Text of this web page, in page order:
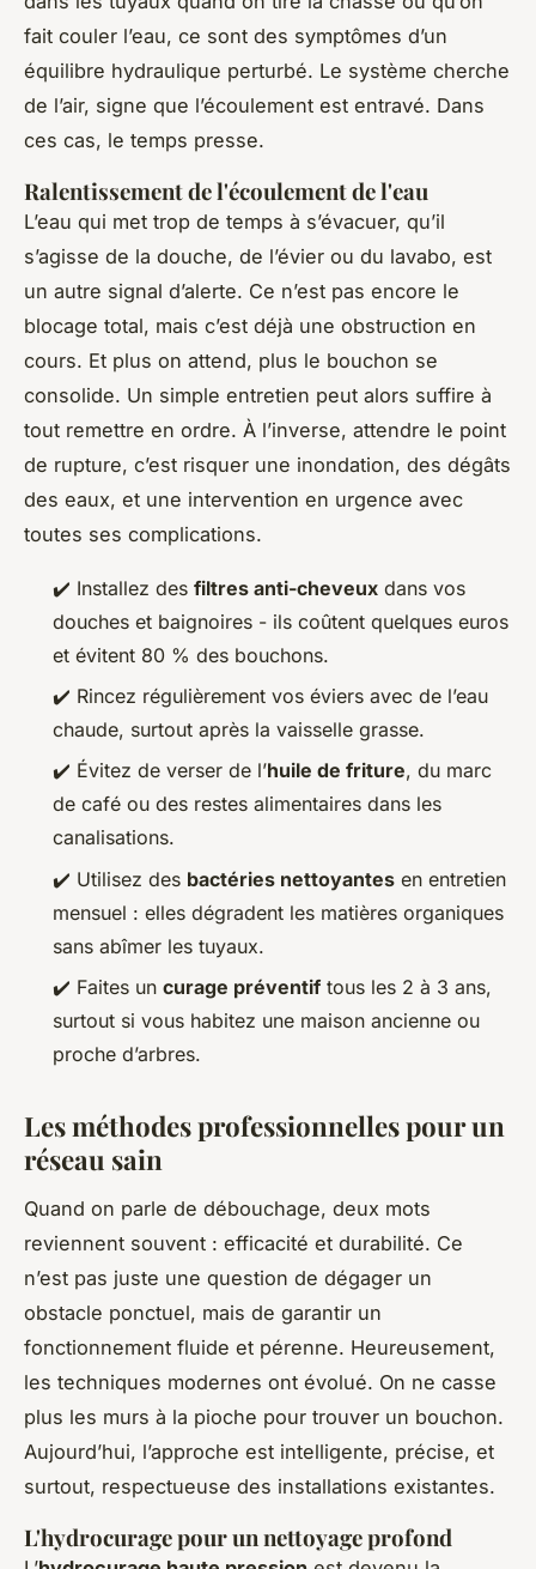
fait couler l’eau, ce sont des symptômes d’un
équilibre hydraulique perturbé. Le système cherche
de l’air, signe que l’écoulement est entravé. Dans
ces cas, le temps presse.
Ralentissement de l'écoulement de l'eau
L’eau qui met trop de temps à s’évacuer, qu’il
s’agisse de la douche, de l’évier ou du lavabo, est
un autre signal d’alerte. Ce n’est pas encore le
blocage total, mais c’est déjà une obstruction en
cours. Et plus on attend, plus le bouchon se
consolide. Un simple entretien peut alors suffire à
tout remettre en ordre. À l’inverse, attendre le point
de rupture, c’est risquer une inondation, des dégâts
des eaux, et une intervention en urgence avec
toutes ses complications.
✔️ Installez des filtres anti-cheveux dans vos
douches et baignoires - ils coûtent quelques euros
et évitent 80 % des bouchons.
✔️ Rincez régulièrement vos éviers avec de l’eau
chaude, surtout après la vaisselle grasse.
✔️ Évitez de verser de l’huile de friture, du marc
de café ou des restes alimentaires dans les
canalisations.
✔️ Utilisez des bactéries nettoyantes en entretien
mensuel : elles dégradent les matières organiques
sans abîmer les tuyaux.
✔️ Faites un curage préventif tous les 2 à 3 ans,
surtout si vous habitez une maison ancienne ou
proche d’arbres.
Les méthodes professionnelles pour un
réseau sain
Quand on parle de débouchage, deux mots
reviennent souvent : efficacité et durabilité. Ce
n’est pas juste une question de dégager un
obstacle ponctuel, mais de garantir un
fonctionnement fluide et pérenne. Heureusement,
les techniques modernes ont évolué. On ne casse
plus les murs à la pioche pour trouver un bouchon.
Aujourd’hui, l’approche est intelligente, précise, et
surtout, respectueuse des installations existantes.
L'hydrocurage pour un nettoyage profond